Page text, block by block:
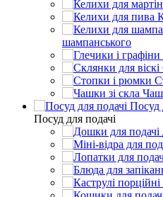
шампанського
Посуд
Посуд для подачі